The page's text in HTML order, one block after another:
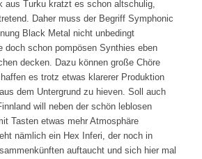
aus Turku kratzt es schon altschulig,
Daher muss der Begriff Symphonic
Black Metal nicht unbedingt
doch schon pompösen Synthies eben
decken. Dazu können große Chöre
es trotz etwas klarerer Produktion
dem Untergrund zu hieven. Soll auch
will neben der schön leblosen
Tasten etwas mehr Atmosphäre
nämlich ein Hex Inferi, der noch in
auftaucht und sich hier mal